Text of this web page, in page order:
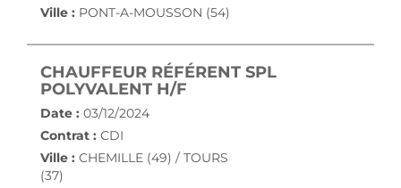
Ville : PONT-A-MOUSSON (54)
CHAUFFEUR RÉFÉRENT SPL
POLYVALENT H/F
Date : 03/12/2024
Contrat : CDI
Ville : CHEMILLE (49) / TOURS
(37)